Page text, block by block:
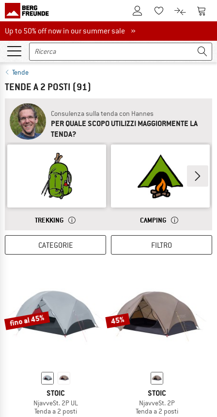
Al conto clienteAlla lista
Al Al
Up to 50% off now in our summer sale
Up to 50% off now in our summer sale »
Tende
TENDE A 2 POSTI (91)
Consulenza sulla tenda con Hannes
PER QUALE SCOPO UTILIZZI MAGGIORMENTE LA
TENDA?
RISPOSTA
TREKKING LE TENDE DA TREKKING HANNO UN VOLUME
RISPOSTA
CAMPING LE TENDE DA
CATEGORIE FILTRO
fino al 45%
STOIC
NjavveSt. 2P UL
Tenda a 2 posti
45%
STOIC
NjavveSt. 2P
Tenda a 2 posti